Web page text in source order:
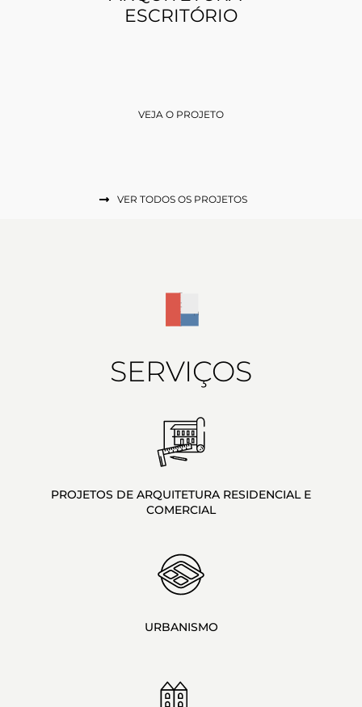
ESCRITÓRIO
VEJA O PROJETO
VER TODOS OS PROJETOS
SERVIÇOS
PROJETOS DE ARQUITE­TURA RES­I­DEN­CIAL E
COMERCIAL
URBANISMO